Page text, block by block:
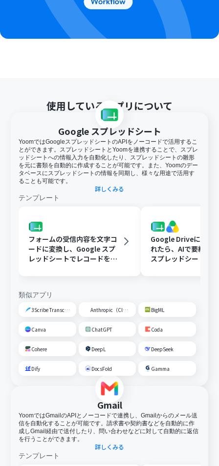
使用しているアプリについて
Google スプレッドシート
YoomではGoogleスプレッドシートのAPIをノーコードで活用するこ
とができます。スプレッドシートとYoomを連携することで、スプレ
ッドシートへの情報入力を自動化したり、スプレッドシートの雛形
を元に書類を自動的に作成することが可能です。また、Yoomのデー
タベースにスプレッドシートの情報を同期し、様々な用途で活用す
ることも可能です。
詳しくみる
テンプレート
フォームの受信内容を文字コ
ードに変換し、Google スプ
レッドシートでレコードを追
Google Driveに文書
れたら、AIで要約し
スプレッドシートの
類似アプリ
3Scribe Transcription Anthropic（Claude） BigML
Canva ChatGPT Coda
Cohere DeepL DeepSeek
Dify DocsFold Gamma
Gmail
YoomではGmailのAPIとノーコードで連携し、Gmailからのメール送
信を自動化することが可能です。請求書や契約書などを自動的に作
成しGmail経由で送付したり、問い合わせなどに対して自動的に返信
を行うことができます。
詳しくみる
テンプレート